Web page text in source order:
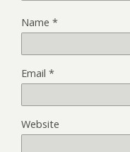
Name *
Email *
Website